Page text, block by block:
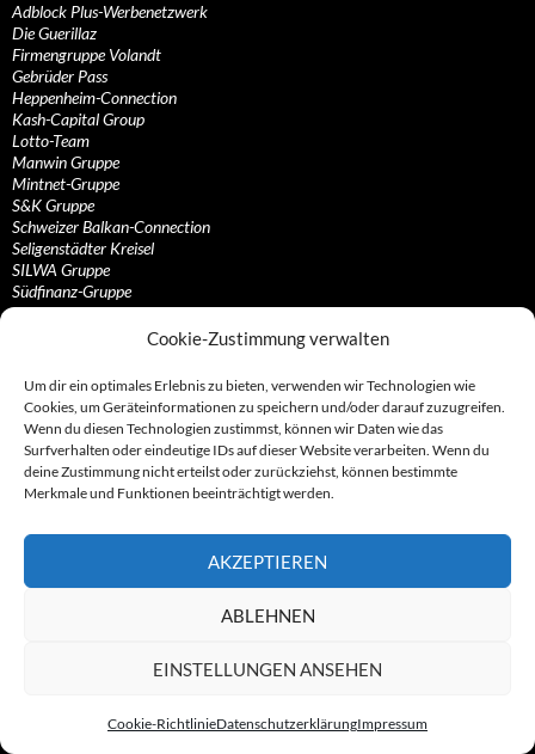
Cookie-Zustimmung verwalten
Um dir ein optimales Erlebnis zu bieten, verwenden wir Technologien wie
Cookies, um Geräteinformationen zu speichern und/oder darauf zuzugreifen.
Wenn du diesen Technologien zustimmst, können wir Daten wie das
Surfverhalten oder eindeutige IDs auf dieser Website verarbeiten. Wenn du
deine Zustimmung nicht erteilst oder zurückziehst, können bestimmte
Merkmale und Funktionen beeinträchtigt werden.
AKZEPTIEREN
ABLEHNEN
EINSTELLUNGEN ANSEHEN
Cookie-RichtlinieDatenschutzerklärungImpressum
Adblock Plus-Werbenetzwerk
Die Guerillaz
Firmengruppe Volandt
Gebrüder Pass
Heppenheim-Connection
Kash-Capital Group
Lotto-Team
Manwin Gruppe
Mintnet-Gruppe
S&K Gruppe
Schweizer Balkan-Connection
Seligenstädter Kreisel
SILWA Gruppe
Südfinanz-Gruppe
Unister Unternehmensgruppe
Zu und um Dubai
Konstrukte rund um die Nutzlosbranche
1337-Crew
Christian Müller
Die „Dialermafia“
Frankfurter Kreisel
Gebrüder Schmidtlein